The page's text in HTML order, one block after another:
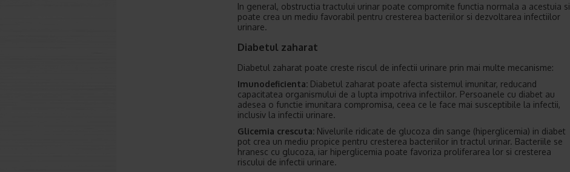
In general, obstructia tractului urinar poate compromite functia normala a acestuia si
poate crea un mediu favorabil pentru cresterea bacteriilor si dezvoltarea infectiilor
urinare.
Diabetul zaharat
Diabetul zaharat poate creste riscul de infectii urinare prin mai multe mecanisme:
Imunodeficienta: Diabetul zaharat poate afecta sistemul imunitar, reducand
capacitatea organismului de a lupta impotriva infectiilor. Persoanele cu diabet au
adesea o functie imunitara compromisa, ceea ce le face mai susceptibile la infectii,
inclusiv la infectii urinare.
Glicemia crescuta: Nivelurile ridicate de glucoza din sange (hiperglicemia) in diabet
pot crea un mediu propice pentru cresterea bacteriilor in tractul urinar. Bacteriile se
hranesc cu glucoza, iar hiperglicemia poate favoriza proliferarea lor si cresterea
riscului de infectii urinare.